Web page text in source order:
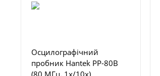
Осцилографічний
пробник Hantek PP-80B